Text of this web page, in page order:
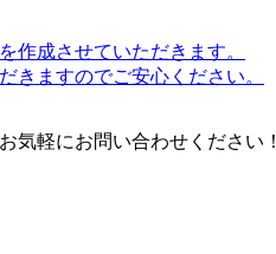
作成させていただきます。
きますのでご安心ください。
気軽にお問い合わせください！